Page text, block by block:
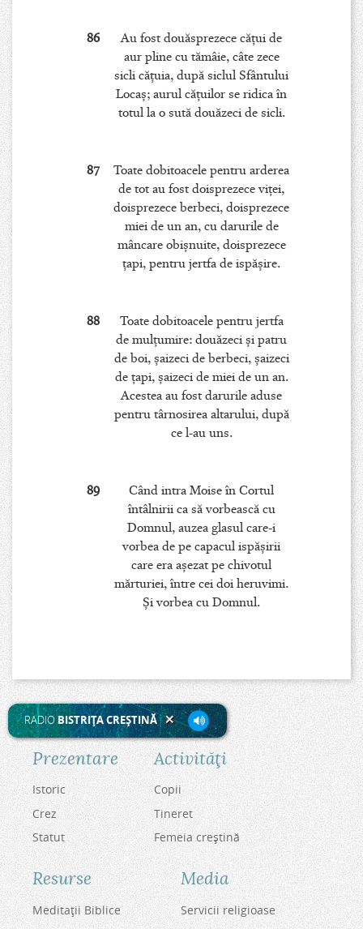
86
Au fost douăsprezece căţui de
aur pline cu tămâie, câte zece
sicli căţuia, după siclul Sfântului
Locaş; aurul căţuilor se ridica în
totul la o sută douăzeci de sicli.
87
Toate dobitoacele pentru arderea
de tot au fost doisprezece viţei,
doisprezece berbeci, doisprezece
miei de un an, cu darurile de
mâncare obişnuite, doisprezece
ţapi, pentru jertfa de ispăşire.
88
Toate dobitoacele pentru jertfa
de mulţumire: douăzeci şi patru
de boi, şaizeci de berbeci, şaizeci
de ţapi, şaizeci de miei de un an.
Acestea au fost darurile aduse
pentru târnosirea altarului, după
ce l-au uns.
89
Când intra Moise în Cortul
întâlnirii ca să vorbească cu
Domnul, auzea glasul care-i
vorbea de pe capacul ispăşirii
care era aşezat pe chivotul
mărturiei, între cei doi heruvimi.
Şi vorbea cu Domnul.
RADIOBISTRIŢA CREŞTINĂ
Prezentare
Istoric
Crez
Statut
Activităţi
Copii
Tineret
Femeia creştină
Resurse
Meditaţii Biblice
Media
Servicii religioase